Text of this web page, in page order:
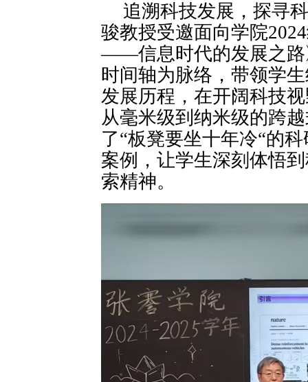
追溯科技发展，探寻
骏教授受邀面向学院
——信息时代的发展之路
时间轴为脉络，带领学
发展历程，在开阔科技
从毫米级到纳米级的跨
了“板凳要坐十年冷“的
案例，让学生深刻体悟
索精神。